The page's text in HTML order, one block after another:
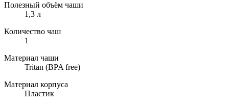
Полезный объём чаши
1,3 л
Количество чаш
1
Материал чаши
Tritan (BPA free)
Материал корпуса
Пластик